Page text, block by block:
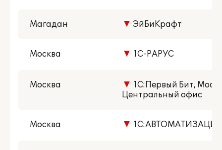
Магадан ▼ ЭйБиКрафт
Москва ▼ 1С-РАРУС
Москва ▼ 1С:Первый Бит,
Центральный офис
Москва ▼ 1С:АВТОМАТИЗАЦИЯ